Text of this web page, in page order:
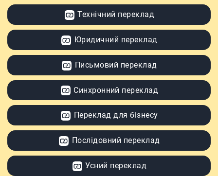
Технічний переклад
Юридичний переклад
Письмовий переклад
Синхронний переклад
Переклад для бізнесу
Послідовний переклад
Усний переклад